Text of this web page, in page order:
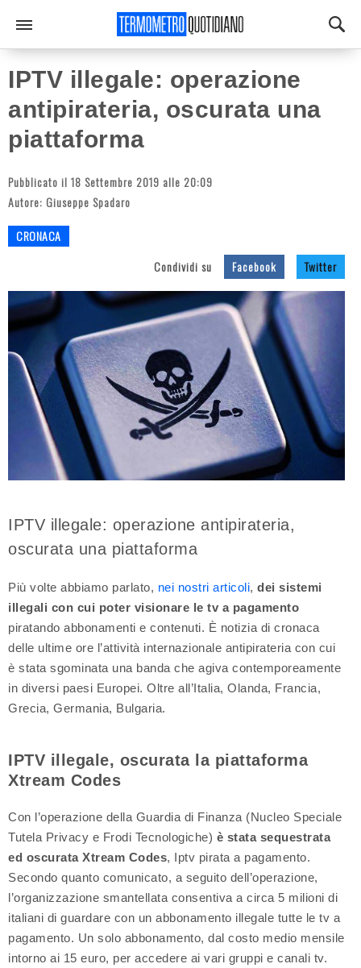
IPTV illegale: operazione
antipirateria, oscurata una
piattaforma
Pubblicato il 18 Settembre 2019 alle 20:09
Autore: Giuseppe Spadaro
CRONACA
Condividi su
Facebook Twitter
IPTV illegale: operazione antipirateria,
oscurata una piattaforma
Più volte abbiamo parlato, nei nostri articoli, dei sistemi
illegali con cui poter visionare le tv a pagamento
piratando abbonamenti e contenuti. È notizia di cronaca
delle ultime ore l’attività internazionale antipirateria con cui
è stata sgominata una banda che agiva contemporeamente
in diversi paesi Europei. Oltre all’Italia, Olanda, Francia,
Grecia, Germania, Bulgaria.
IPTV illegale, oscurata la piattaforma
Xtream Codes
Con l’operazione della Guardia di Finanza (Nucleo Speciale
Tutela Privacy e Frodi Tecnologiche) è stata sequestrata
ed oscurata Xtream Codes, Iptv pirata a pagamento.
Secondo quanto comunicato, a seguito dell’operazione,
l’organizzazione smantellata consentiva a circa 5 milioni di
italiani di guardare con un abbonamento illegale tutte le tv a
pagamento. Un solo abbonamento, dal costo medio mensile
intorno ai 15 euro, per accedere ai vari gruppi e canali tv.